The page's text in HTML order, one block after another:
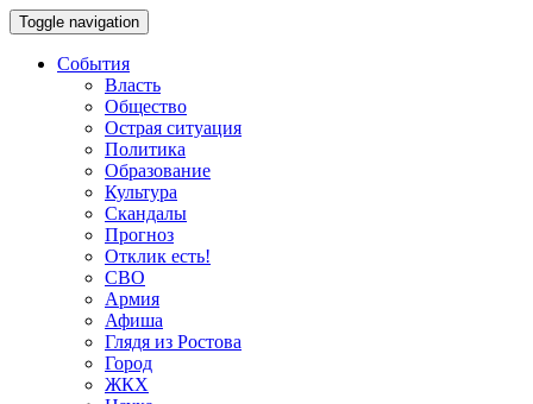
Toggle navigation
События
Власть
Общество
Острая ситуация
Политика
Образование
Культура
Скандалы
Прогноз
Отклик есть!
СВО
Армия
Афиша
Глядя из Ростова
Город
ЖКХ